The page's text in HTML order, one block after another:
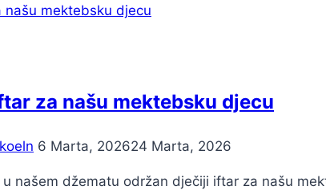
za našu mektebsku djecu
6 Marta, 202624 Marta, 2026
našem džematu održan dječiji iftar za našu